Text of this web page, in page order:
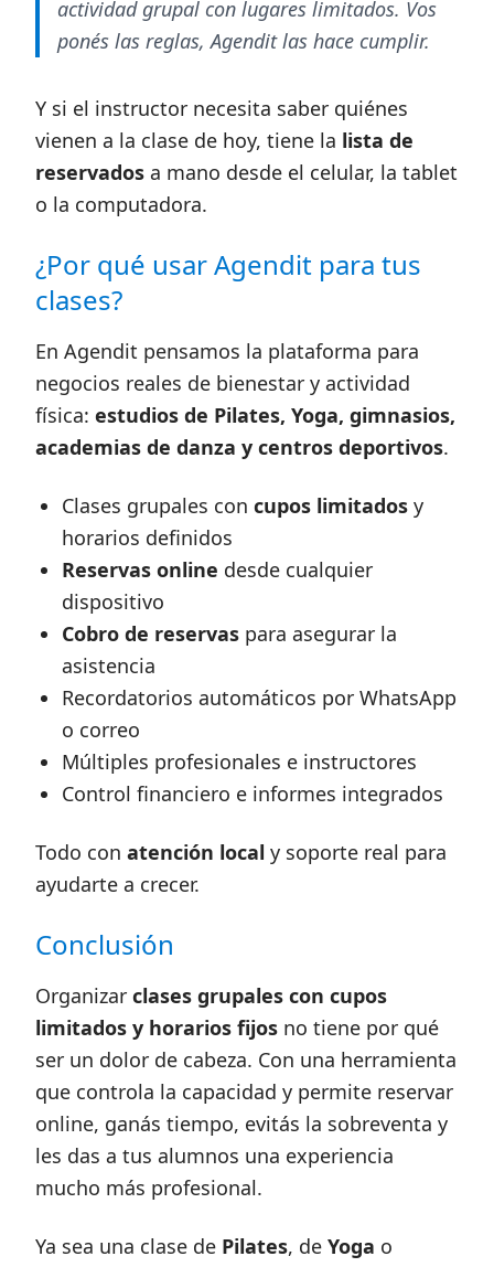
actividad grupal con lugares limitados. Vos
ponés las reglas, Agendit las hace cumplir.
Y si el instructor necesita saber quiénes
vienen a la clase de hoy, tiene la lista de
reservados a mano desde el celular, la tablet
o la computadora.
¿Por qué usar Agendit para tus
clases?
En Agendit pensamos la plataforma para
negocios reales de bienestar y actividad
física: estudios de Pilates, Yoga, gimnasios,
academias de danza y centros deportivos.
Clases grupales con cupos limitados y
horarios definidos
Reservas online desde cualquier
dispositivo
Cobro de reservas para asegurar la
asistencia
Recordatorios automáticos por WhatsApp
o correo
Múltiples profesionales e instructores
Control financiero e informes integrados
Todo con atención local y soporte real para
ayudarte a crecer.
Conclusión
Organizar clases grupales con cupos
limitados y horarios fijos no tiene por qué
ser un dolor de cabeza. Con una herramienta
que controla la capacidad y permite reservar
online, ganás tiempo, evitás la sobreventa y
les das a tus alumnos una experiencia
mucho más profesional.
Ya sea una clase de Pilates, de Yoga o